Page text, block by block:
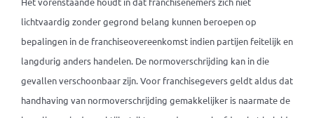
lichtvaardig zonder gegrond belang kunnen beroepen op
bepalingen in de franchiseovereenkomst indien partijen feitelijk en
langdurig anders handelen. De normoverschrijding kan in die
gevallen verschoonbaar zijn. Voor franchisegevers geldt aldus dat
handhaving van normoverschrijding gemakkelijker is naarmate de